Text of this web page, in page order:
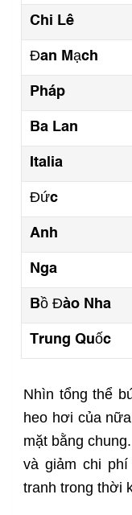
Chi Lê
Đan Mạch
Pháp
Ba Lan
Italia
Đức
Anh
Nga
Bồ Đào Nha
Trung Quốc
Nhìn tổng thể
heo hơi của
mặt bằng
và giảm chi
tranh trong thời